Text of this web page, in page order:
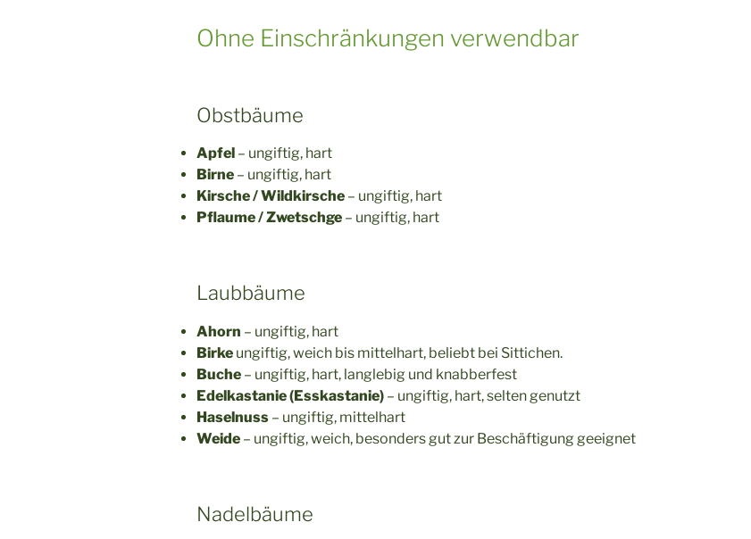
Ohne Einschränkungen verwendbar
Obstbäume
Apfel – ungiftig, hart
Birne – ungiftig, hart
Kirsche / Wildkirsche – ungiftig, hart
Pflaume / Zwetschge – ungiftig, hart
Laubbäume
Ahorn – ungiftig, hart
Birke ungiftig, weich bis mittelhart, beliebt bei Sittichen.
Buche – ungiftig, hart, langlebig und knabberfest
Edelkastanie (Esskastanie) – ungiftig, hart, selten genutzt
Haselnuss – ungiftig, mittelhart
Weide – ungiftig, weich, besonders gut zur Beschäftigung geeignet
Nadelbäume